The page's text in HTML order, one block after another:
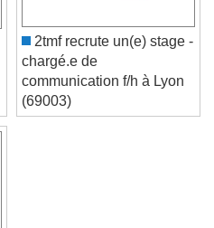
2tmf recrute un(e) stage -
chargé.e de
communication f/h à Lyon
(69003)